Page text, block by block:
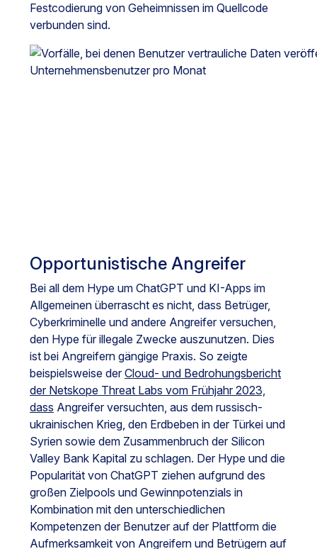
Festcodierung von Geheimnissen im Quellcode
verbunden sind.
Opportunistische Angreifer
Bei all dem Hype um ChatGPT und KI-Apps im
Allgemeinen überrascht es nicht, dass Betrüger,
Cyberkriminelle und andere Angreifer versuchen,
den Hype für illegale Zwecke auszunutzen. Dies
ist bei Angreifern gängige Praxis. So zeigte
beispielsweise derCloud- und Bedrohungsbericht
der Netskope Threat Labs vom Frühjahr 2023,
dass Angreifer versuchten, aus dem russisch-
ukrainischen Krieg, den Erdbeben in der Türkei und
Syrien sowie dem Zusammenbruch der Silicon
Valley Bank Kapital zu schlagen. Der Hype und die
Popularität von ChatGPT ziehen aufgrund des
großen Zielpools und Gewinnpotenzials in
Kombination mit den unterschiedlichen
Kompetenzen der Benutzer auf der Plattform die
Aufmerksamkeit von Angreifern und Betrügern auf